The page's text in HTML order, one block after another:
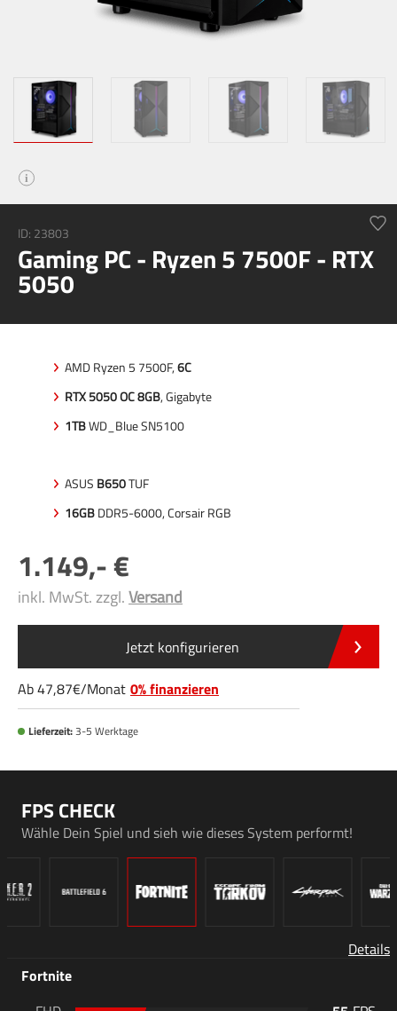
i
ID: 23803
Gaming PC - Ryzen 5 7500F - RTX
5050
AMD Ryzen 5 7500F,6C
RTX 5050 OC 8GB, Gigabyte
1TBWD_Blue SN5100
ASUS B650TUF
16GBDDR5-6000, Corsair RGB
1.149,-
inkl. MwSt. zzgl.Versand
Jetzt konfigurieren
Ab47,87 /Monat 0% finanzieren
Lieferzeit:3-5 Werktage
FPS CHECK
Wähle Dein Spiel und sieh wie dieses System performt!
Details
Fortnite